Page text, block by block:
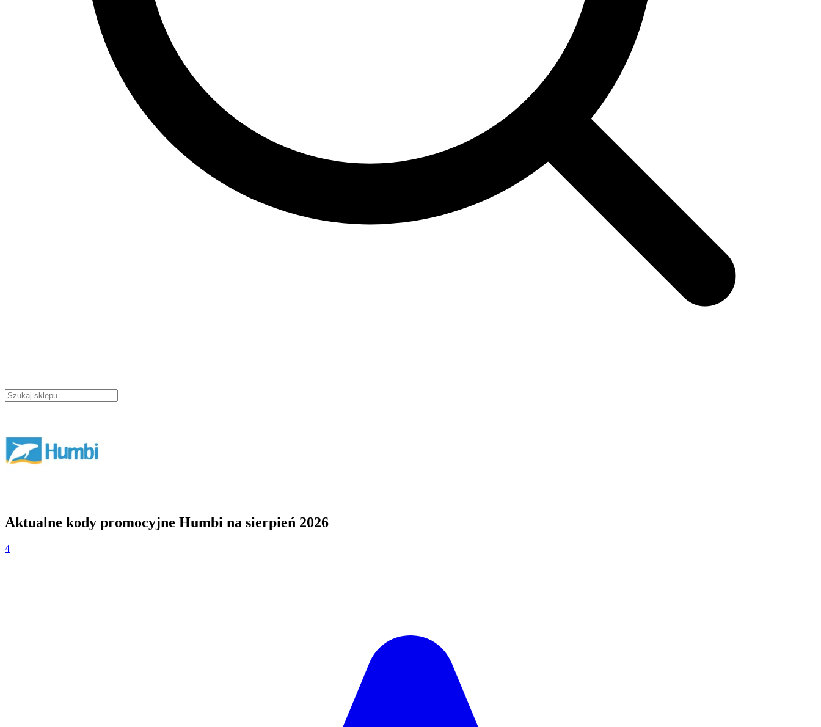
Aktualne kody promocyjne Humbi na sierpień 2026
4